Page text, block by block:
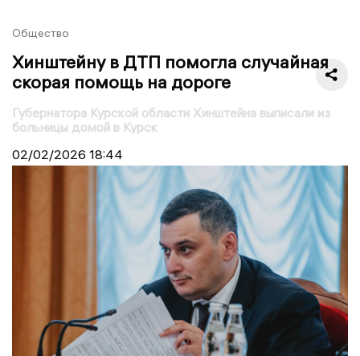
Общество
Хинштейну в ДТП помогла случайная
скорая помощь на дороге
Губернатора Курской области Хинштейна выписали из
больницы домой в Курск
02/02/2026 18:44